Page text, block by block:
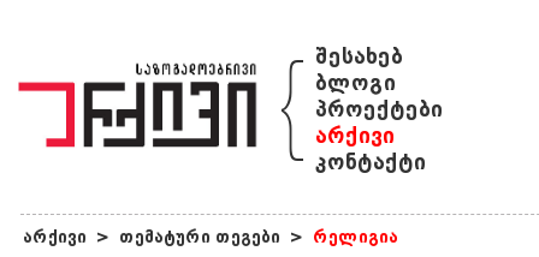
{ შესახებ
ბლოგი
პროექტები
არქივი
კონტაქტი
არქივი > თემატური თეგები > რელიგია